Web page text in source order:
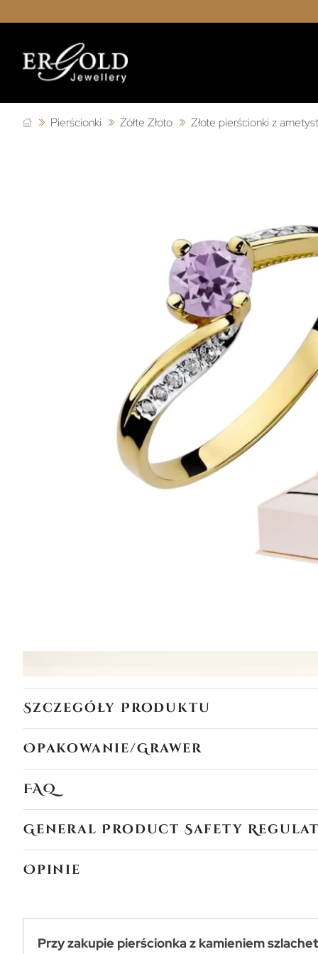
Pierścionki Żółte Złoto Złote pierścionki z
Szczegóły Produktu
Opakowanie/Grawer
FAQ
General Product Safety
Opinie
Przy zakupie pierścionka z kamieniem